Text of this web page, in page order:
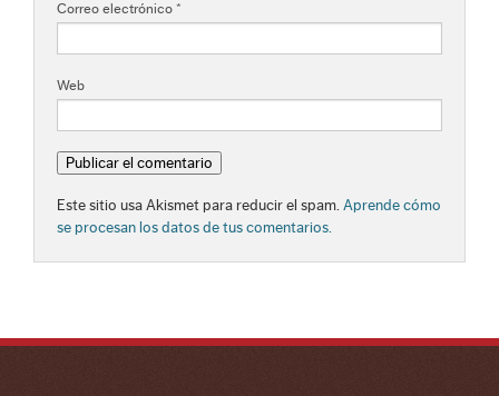
Correo electrónico *
Web
Este sitio usa Akismet para reducir el spam. Aprende cómo
se procesan los datos de tus comentarios.